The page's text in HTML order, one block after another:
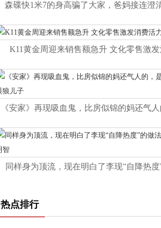
森碟快1米7的身高骗了大家，爸妈接连澄
K11黄金周迎来销售额急升 文化零售激
《安家》再现吸血鬼，比房似锦的妈还气
同样身为顶流，现在明白了李现“自降热度
热点排行